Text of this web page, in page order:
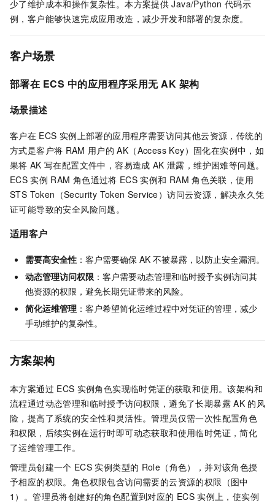
少了维护成本和操作复杂性。本方案提供 Java/Python 代码示
例，客户能够快速完成应用改造，减少开发和部署的复杂度。
客户场景
部署在 ECS 中的应用程序采用无 AK 架构
场景描述
客户在 ECS 实例上部署的应用程序需要访问其他云资源，传统的
方式是客户将 RAM 用户的 AK（Access Key）固化在实例中，如
果将 AK 写在配置文件中，容易造成 AK 泄露，维护困难等问题。
ECS 实例 RAM 角色通过将 ECS 实例和 RAM 角色关联，使用
STS Token（Security Token Service）访问云资源，解决永久凭
证可能导致的安全风险问题。
适用客户
需要高安全性 ：客户需要确保 AK 不被暴露，以防止安全漏洞。
动态管理访问权限 ：客户需要动态管理和临时授予实例访问其
他资源的权限，避免长期凭证带来的风险。
简化运维管理 ：客户希望简化运维过程中对凭证的管理，减少
手动维护的复杂性。
方案架构
本方案通过 ECS 实例角色实现临时凭证的获取和使用。该架构和
流程通过动态管理和临时授予访问权限，避免了长期暴露 AK 的风
险，提高了系统的安全性和灵活性。管理员仅需一次性配置角色
和权限，后续实例在运行时即可动态获取和使用临时凭证，简化
了运维管理工作。
管理员创建一个 ECS 实例类型的 Role（角色），并对该角色授
予相应的权限。角色权限包含访问需要的云资源的权限（图中
1）。管理员将创建好的角色配置到对应的 ECS 实例上，使实例